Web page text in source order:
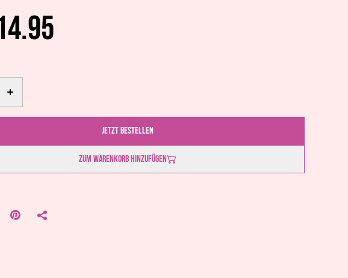
Jetzt bestellen
Zum Warenkorb hinzufügen